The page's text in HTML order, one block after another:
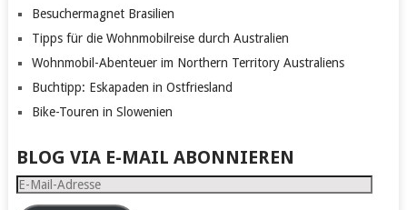
Besuchermagnet Brasilien
Tipps für die Wohnmobilreise durch Australien
Wohnmobil-Abenteuer im Northern Territory Australiens
Buchtipp: Eskapaden in Ostfriesland
Bike-Touren in Slowenien
BLOG VIA E-MAIL ABONNIEREN
E-
Mail-